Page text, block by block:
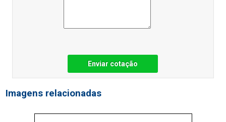
Enviar cotação
Imagens relacionadas